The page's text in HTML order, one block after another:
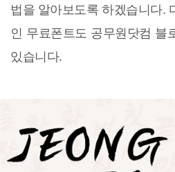
법을 알아보도록 하겠습니다.
인 무료폰트도 공무원닷컴 블
있습니다.